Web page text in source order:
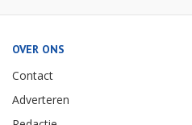
OVER ONS
Contact
Adverteren